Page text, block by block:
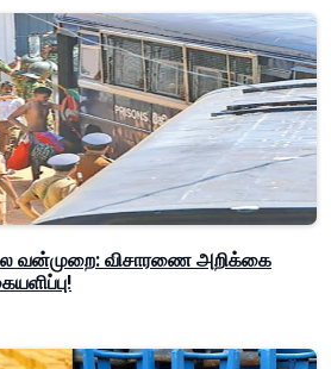
வன்முறை: விசாரணை அறிக்கை